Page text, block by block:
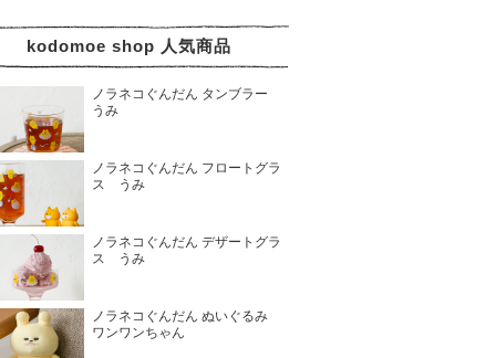
kodomoe shop 人気商品
ノラネコぐんだん タンブラー
うみ
ノラネコぐんだん フロートグラ
ス うみ
ノラネコぐんだん デザートグラ
ス うみ
ノラネコぐんだん ぬいぐるみ
ワンワンちゃん